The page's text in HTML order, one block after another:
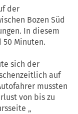
der
Bozen Süd
In diesem
Minuten.
sich der
auf
mussten
von bis zu
„